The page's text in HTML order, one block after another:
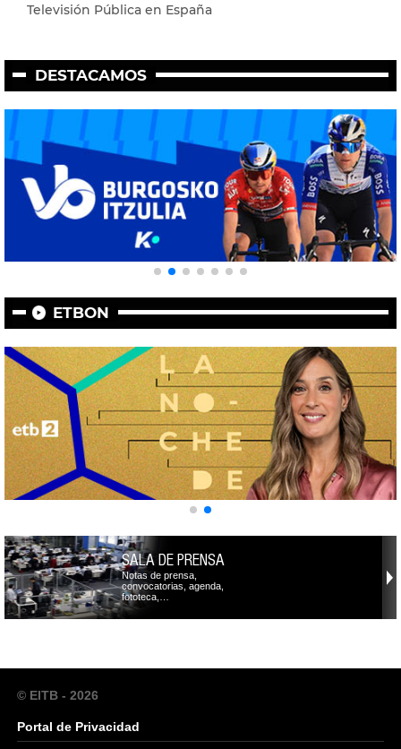
Televisión Pública en España
DESTACAMOS
ETBON
SALA DE PRENSA
Notas de prensa,
convocatorias, agenda,
fototeca,…
© EITB - 2026
Portal de Privacidad